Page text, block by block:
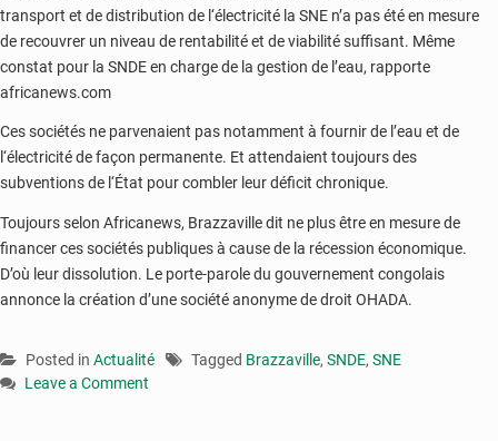
transport et de distribution de l‘électricité la SNE n’a pas été en mesure
de recouvrer un niveau de rentabilité et de viabilité suffisant. Même
constat pour la SNDEen charge de la gestion de l’eau, rapporte
africanews.com
Ces sociétés ne parvenaient pas notamment à fournir de l’eau et de
l‘électricité de façon permanente. Et attendaient toujours des
subventions de l‘État pour combler leur déficit chronique.
Toujours selon Africanews, Brazzaville dit ne plus être en mesure de
financer ces sociétés publiques à cause de la récession économique.
D’où leur dissolution. Le porte-parole du gouvernement congolais
annonce la création d’une société anonyme de droit OHADA.
Posted in Actualité Tagged Brazzaville, SNDE, SNE
Leave a Comment